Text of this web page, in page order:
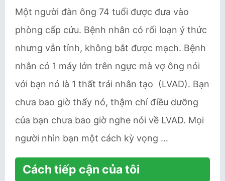
Một người đàn ông 74 tuổi được đưa vào
phòng cấp cứu. Bệnh nhân có rối loạn ý thức
nhưng vẫn tỉnh, không bắt được mạch. Bệnh
nhân có 1 máy lớn trên ngực mà vợ ông nói
với bạn nó là 1 thất trái nhân tạo (LVAD). Bạn
chưa bao giờ thấy nó, thậm chí điều dưỡng
của bạn chưa bao giờ nghe nói về LVAD. Mọi
người nhìn bạn một cách kỳ vọng …
Cách tiếp cận của tôi